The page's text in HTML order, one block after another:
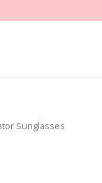
Sunglasses